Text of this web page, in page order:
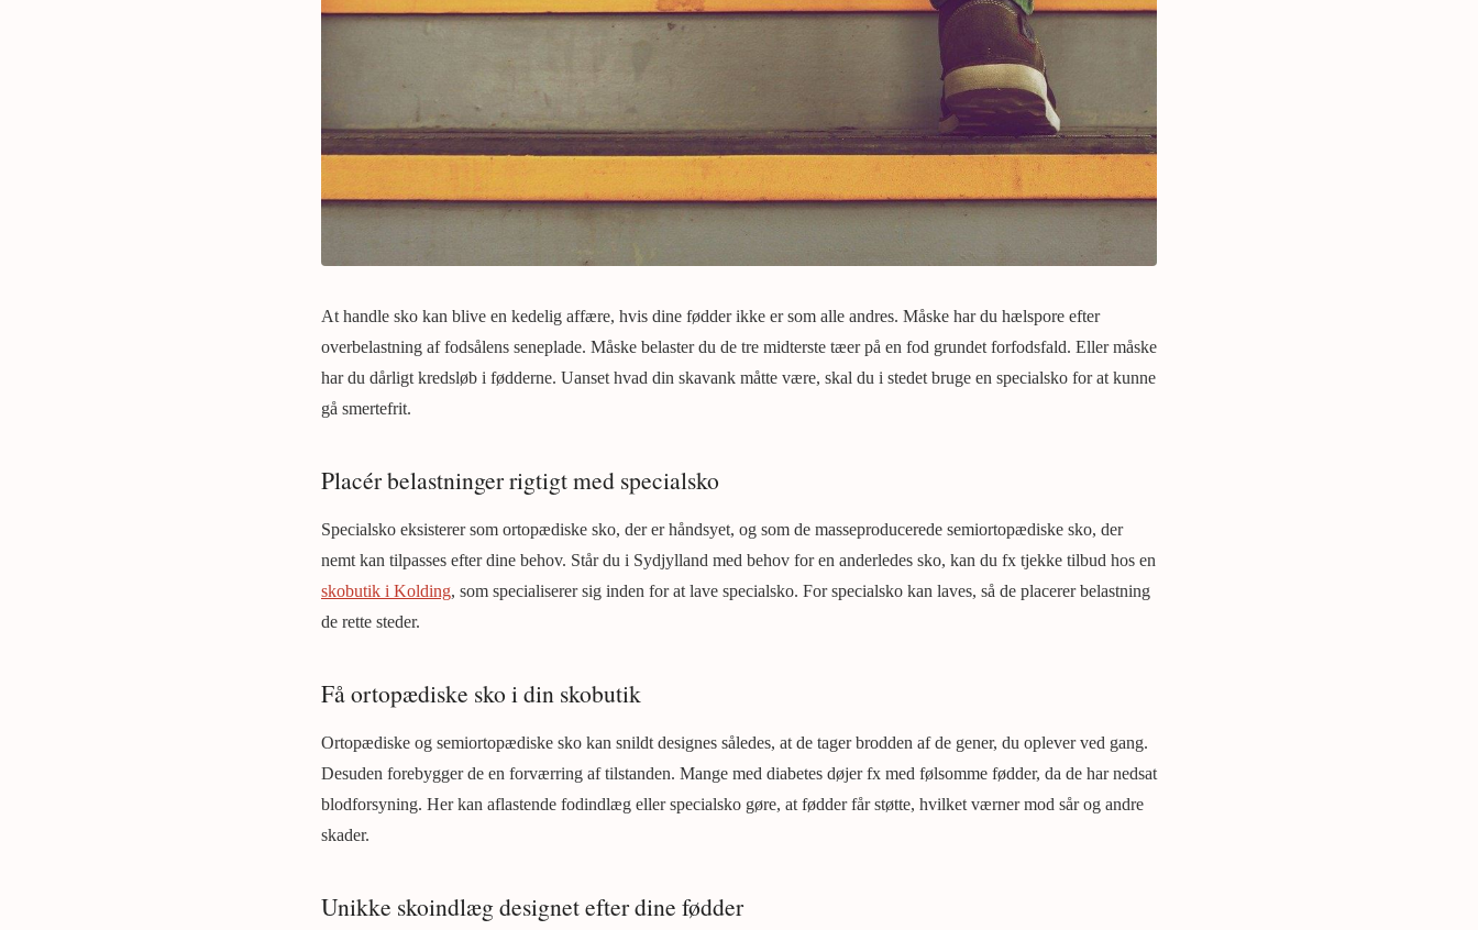
At handle sko kan blive en kedelig affære, hvis dine fødder ikke er som alle andres. Måske har du hælspore efter
overbelastning af fodsålens seneplade. Måske belaster du de tre midterste tæer på en fod grundet forfodsfald. Eller måske
har du dårligt kredsløb i fødderne. Uanset hvad din skavank måtte være, skal du i stedet bruge en specialsko for at kunne
gå smertefrit.
Placér belastninger rigtigt med specialsko
Specialsko eksisterer som ortopædiske sko, der er håndsyet, og som de masseproducerede semiortopædiske sko, der
nemt kan tilpasses efter dine behov. Står du i Sydjylland med behov for en anderledes sko, kan du fx tjekke tilbud hos en
skobutik i Kolding, som specialiserer sig inden for at lave specialsko. For specialsko kan laves, så de placerer belastning
de rette steder.
Få ortopædiske sko i din skobutik
Ortopædiske og semiortopædiske sko kan snildt designes således, at de tager brodden af de gener, du oplever ved gang.
Desuden forebygger de en forværring af tilstanden. Mange med diabetes døjer fx med følsomme fødder, da de har nedsat
blodforsyning. Her kan aflastende fodindlæg eller specialsko gøre, at fødder får støtte, hvilket værner mod sår og andre
skader.
Unikke skoindlæg designet efter dine fødder